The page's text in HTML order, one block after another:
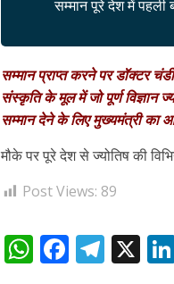
सम्मान पूरे देश में पहली
सम्मान प्राप्त करने पर डॉक्टर
संस्कृति के मूल में जो पूर्ण विज्ञान
सम्मान देने के लिए मुख्यमंत्री का
मौके पर पूरे देश से ज्योतिष की
Post Views: 89
W F T X